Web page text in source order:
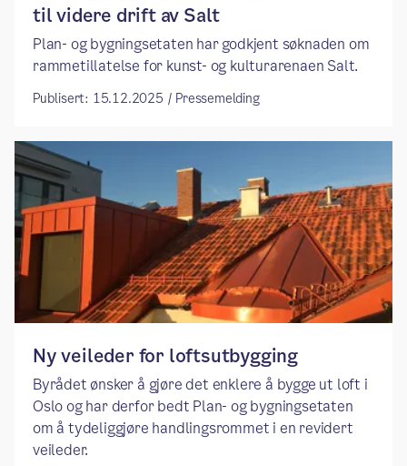
til videre drift av Salt
Plan- og bygningsetaten har godkjent søknaden om
rammetillatelse for kunst- og kulturarenaen Salt.
Publisert: 15.12.2025 / Pressemelding
Ny veileder for loftsutbygging
Byrådet ønsker å gjøre det enklere å bygge ut loft i
Oslo og har derfor bedt Plan- og bygningsetaten
om å tydeliggjøre handlingsrommet i en revidert
veileder.